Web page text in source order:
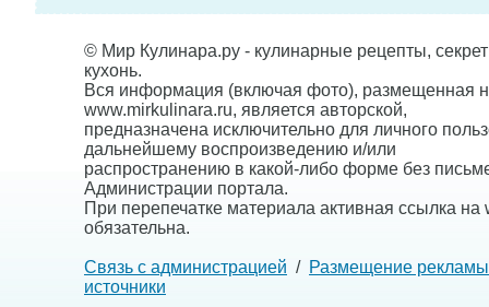
© Мир Кулинара.ру - кулинарные рецепты,
кухонь.
Вся информация (включая фото), размещенная
www.mirkulinara.ru, является авторской,
предназначена исключительно для личного
дальнейшему воспроизведению и/или
распространению в какой-либо форме без
Администрации портала.
При перепечатке материала активная ссылка на
обязательна.
Связь с администрацией / Размещение рекламы
источники